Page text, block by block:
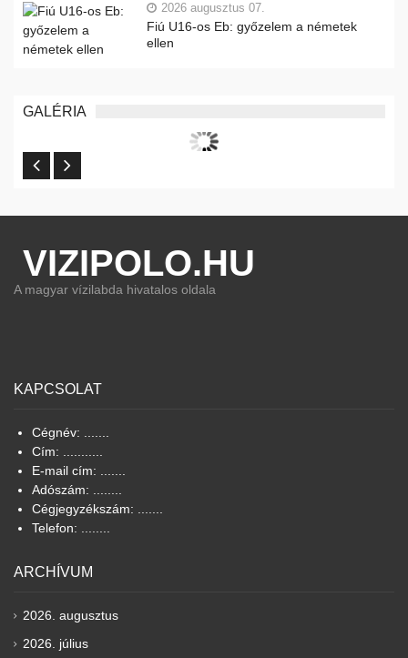
2026 augusztus 07.
Fiú U16-os Eb: győzelem a németek
ellen
GALÉRIA
VIZIPOLO.HU
A magyar vízilabda hivatalos oldala
KAPCSOLAT
Cégnév: .......
Cím: ...........
E-mail cím: .......
Adószám: ........
Cégjegyzékszám: .......
Telefon: ........
ARCHÍVUM
2026. augusztus
2026. július